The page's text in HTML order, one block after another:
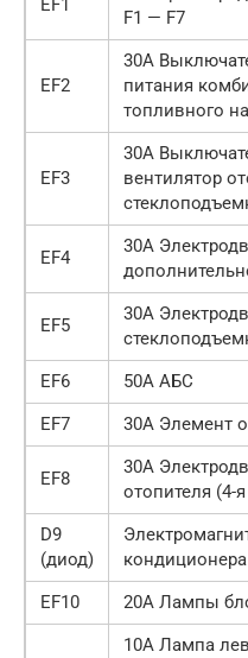
EF1
F1 — F7
EF2
30А
питания
топливного
EF3
30А
вентилятор
EF4
30А
EF5
30А
EF6
50А АБС
EF7
30А Элемент
EF8
30А
отопителя (4-
D9
(диод)
кондиционера
EF10
20А Лампы
10А Лампа